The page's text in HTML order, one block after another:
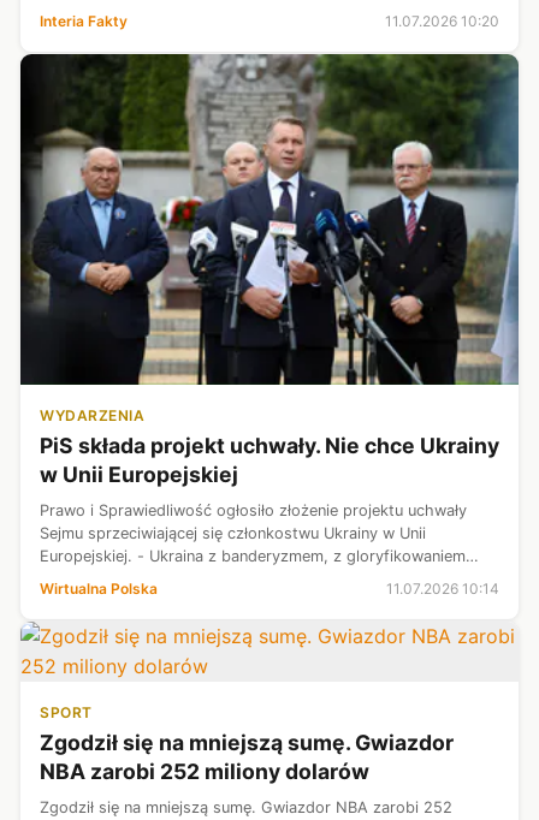
media ujawn...
Interia Fakty 11.07.2026 10:20
WYDARZENIA
PiS składa projekt uchwały. Nie chce Ukrainy
w Unii Europejskiej
Prawo i Sprawiedliwość ogłosiło złożenie projektu uchwały
Sejmu sprzeciwiającej się członkostwu Ukrainy w Unii
Europejskiej. - Ukraina z banderyzmem, z gloryfikowaniem
ludobójców, którzy dokonali niebywale brutalnej zbrodni na
Wirtualna Polska 11.07.2026 10:14
SPORT
Zgodził się na mniejszą sumę. Gwiazdor
NBA zarobi 252 miliony dolarów
Zgodził się na mniejszą sumę. Gwiazdor NBA zarobi 252